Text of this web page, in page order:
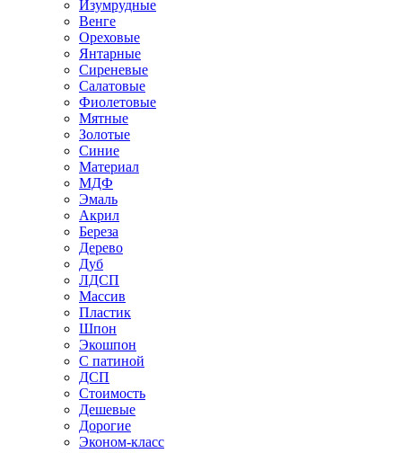
Изумрудные
Венге
Ореховые
Янтарные
Сиреневые
Салатовые
Фиолетовые
Мятные
Золотые
Синие
Материал
МДФ
Эмаль
Акрил
Береза
Дерево
Дуб
ЛДСП
Массив
Пластик
Шпон
Экошпон
С патиной
ДСП
Стоимость
Дешевые
Дорогие
Эконом-класс